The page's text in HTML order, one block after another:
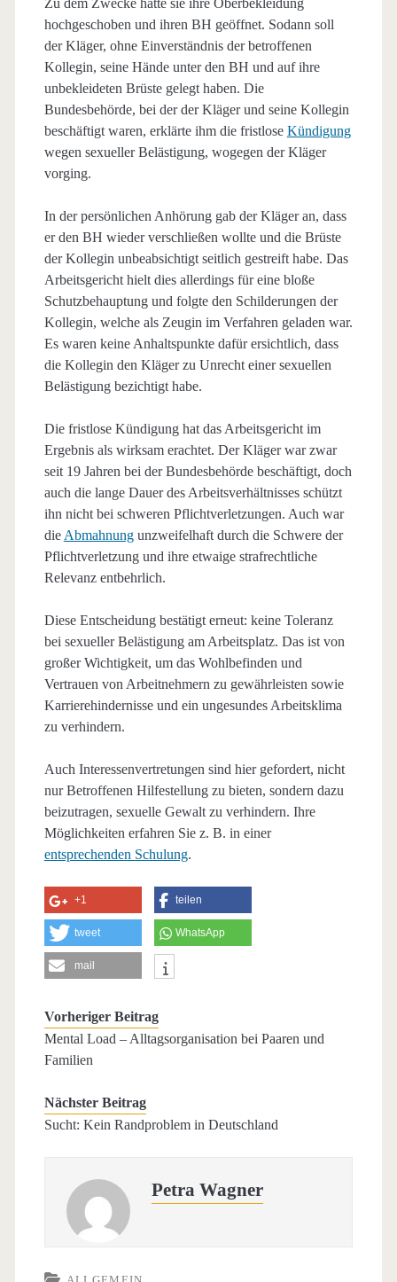
hochgeschoben und ihren BH geöffnet. Sodann soll
der Kläger, ohne Einverständnis der betroffenen
Kollegin, seine Hände unter den BH und auf ihre
unbekleideten Brüste gelegt haben. Die
Bundesbehörde, bei der der Kläger und seine Kollegin
beschäftigt waren, erklärte ihm die fristlose Kündigung
wegen sexueller Belästigung, wogegen der Kläger
vorging.
In der persönlichen Anhörung gab der Kläger an, dass
er den BH wieder verschließen wollte und die Brüste
der Kollegin unbeabsichtigt seitlich gestreift habe. Das
Arbeitsgericht hielt dies allerdings für eine bloße
Schutzbehauptung und folgte den Schilderungen der
Kollegin, welche als Zeugin im Verfahren geladen war.
Es waren keine Anhaltspunkte dafür ersichtlich, dass
die Kollegin den Kläger zu Unrecht einer sexuellen
Belästigung bezichtigt habe.
Die fristlose Kündigung hat das Arbeitsgericht im
Ergebnis als wirksam erachtet. Der Kläger war zwar
seit 19 Jahren bei der Bundesbehörde beschäftigt, doch
auch die lange Dauer des Arbeitsverhältnisses schützt
ihn nicht bei schweren Pflichtverletzungen. Auch war
die Abmahnungunzweifelhaft durch die Schwere der
Pflichtverletzung und ihre etwaige strafrechtliche
Relevanz entbehrlich.
Diese Entscheidung bestätigt erneut: keine Toleranz
bei sexueller Belästigung am Arbeitsplatz. Das ist von
großer Wichtigkeit, um das Wohlbefinden und
Vertrauen von Arbeitnehmern zu gewährleisten sowie
Karrierehindernisse und ein ungesundes Arbeitsklima
zu verhindern.
Auch Interessenvertretungen sind hier gefordert, nicht
nur Betroffenen Hilfestellung zu bieten, sondern dazu
beizutragen, sexuelle Gewalt zu verhindern. Ihre
Möglichkeiten erfahren Sie z. B. in einer
entsprechenden Schulung.
+1 teilen
tweet WhatsApp
mail
Vorheriger Beitrag
Mental Load – Alltagsorganisation bei Paaren und
Familien
Nächster Beitrag
Sucht: Kein Randproblem in Deutschland
Petra Wagner